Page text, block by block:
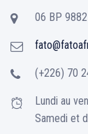
06 BP
(+226) 70
Lundi au
Samedi et